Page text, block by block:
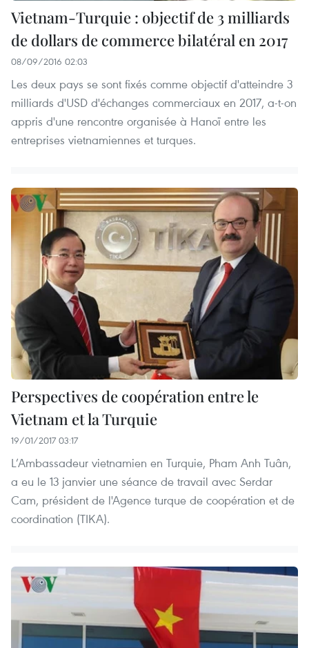
Vietnam-Turquie : objectif de 3 milliards
de dollars de commerce bilatéral en 2017
08/09/2016 02:03
Les deux pays se sont fixés comme objectif d​'atteindre 3
milliards d'USD d'échanges commerciaux en 2017, a-t-on
appris d'une rencontre organisée à Hanoï entre les
entreprises vietnamiennes et turques.
Perspectives de coopération entre le
Vietnam et la Turquie
19/01/2017 03:17
L’Ambassadeur vietnamien en Turquie, Pham Anh Tuân,
a eu le 13 janvier une séance de travail avec Serdar
Cam, président de l'Agence turque de coopération et de
coordination (TIKA).